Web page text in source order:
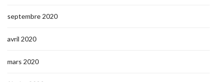
septembre 2020
avril 2020
mars 2020